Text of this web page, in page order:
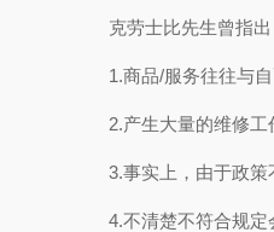
克劳士比先生曾指
1.商品/服务往往与
2.产生大量的维修工
3.事实上，由于政策
4.不清楚不符合规定